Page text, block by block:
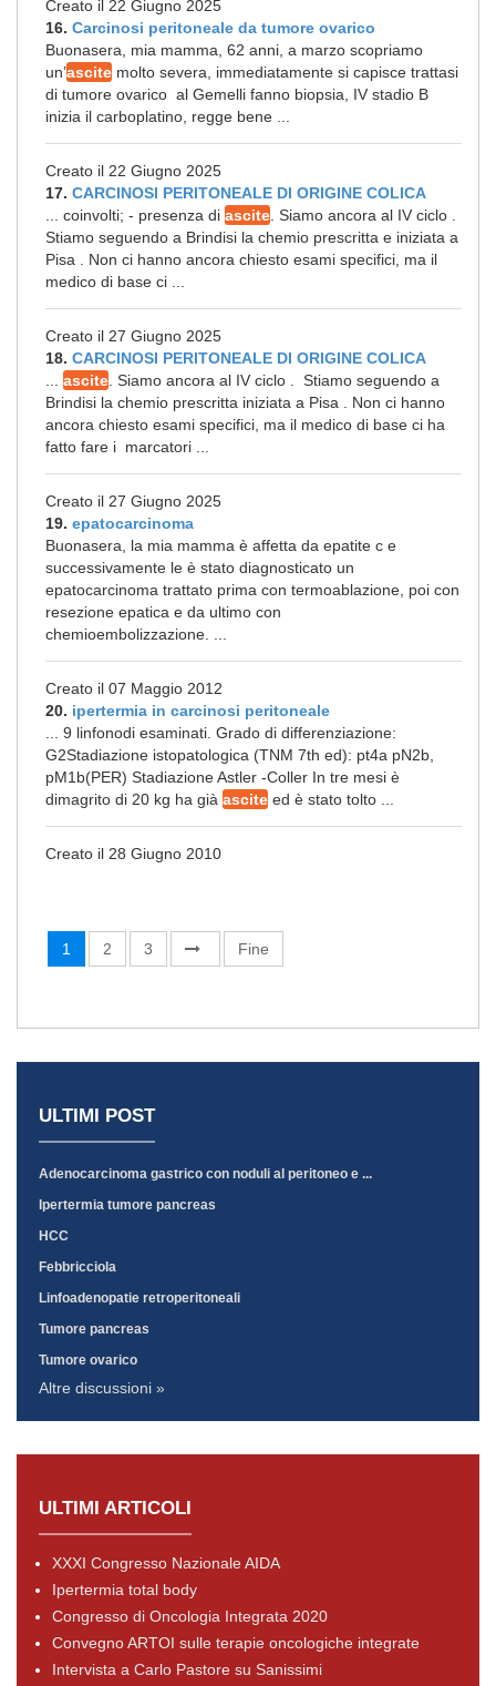
Creato il 22 Giugno 2025
16. Carcinosi peritoneale da tumore ovarico
Buonasera, mia mamma, 62 anni, a marzo scopriamo
un’ascite molto severa, immediatamente si capisce trattasi
di tumore ovarico al Gemelli fanno biopsia, IV stadio B
inizia il carboplatino, regge bene ...
Creato il 22 Giugno 2025
17. CARCINOSI PERITONEALE DI ORIGINE COLICA
... coinvolti; - presenza di ascite . Siamo ancora al IV ciclo .
Stiamo seguendo a Brindisi la chemio prescritta e iniziata a
Pisa . Non ci hanno ancora chiesto esami specifici, ma il
medico di base ci ...
Creato il 27 Giugno 2025
18. CARCINOSI PERITONEALE DI ORIGINE COLICA
ascite . Siamo ancora al IV ciclo . Stiamo seguendo a
Brindisi la chemio prescritta iniziata a Pisa . Non ci hanno
ancora chiesto esami specifici, ma il medico di base ci ha
fatto fare i marcatori ...
Creato il 27 Giugno 2025
19. epatocarcinoma
Buonasera, la mia mamma è affetta da epatite c e
successivamente le è stato diagnosticato un
epatocarcinoma trattato prima con termoablazione, poi con
resezione epatica e da ultimo con
chemioembolizzazione. ...
Creato il 07 Maggio 2012
20. ipertermia in carcinosi peritoneale
... 9 linfonodi esaminati. Grado di differenziazione:
G2Stadiazione istopatologica (TNM 7th ed): pt4a pN2b,
pM1b(PER) Stadiazione Astler -Coller In tre mesi è
dimagrito di 20 kg ha già ascite ed è stato tolto ...
Creato il 28 Giugno 2010
1 2 3 Fine
ULTIMI POST
Adenocarcinoma gastrico con noduli al peritoneo e ...
Ipertermia tumore pancreas
HCC
Febbricciola
Linfoadenopatie retroperitoneali
Tumore pancreas
Tumore ovarico
Altre discussioni »
ULTIMI ARTICOLI
XXXI Congresso Nazionale AIDA
Ipertermia total body
Congresso di Oncologia Integrata 2020
Convegno ARTOI sulle terapie oncologiche integrate
Intervista a Carlo Pastore su Sanissimi